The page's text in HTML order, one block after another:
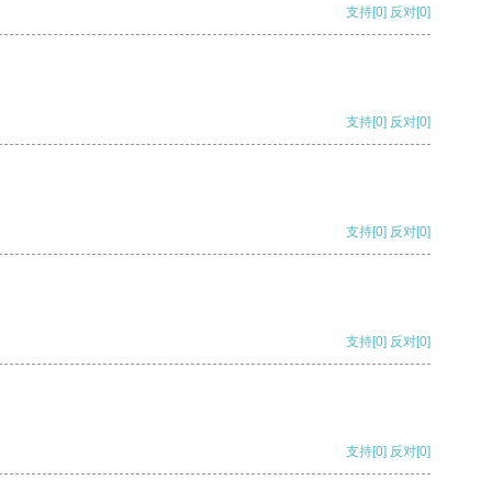
支持[0] 反对[0]
支持[0] 反对[0]
支持[0] 反对[0]
支持[0] 反对[0]
支持[0] 反对[0]